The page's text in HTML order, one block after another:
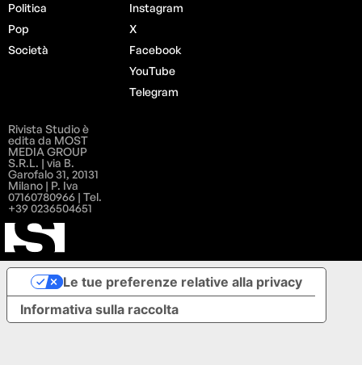
Politica
Pop
Società
Instagram
X
Facebook
YouTube
Telegram
Rivista Studio è
edita da MOST
MEDIA GROUP
S.R.L. | via B.
Garofalo 31, 20131
Milano | P. Iva
07160780966 | Tel.
+39 0236504651
Informativa sulla raccolta
Le tue preferenze relative alla privacy